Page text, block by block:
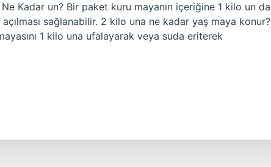
Kadar un? Bir paket kuru mayanın içeriğine 1 kilo un da
açılması sağlanabilir. 2 kilo una ne kadar yaş maya konur?
1 kilo una ufalayarak veya suda eriterek